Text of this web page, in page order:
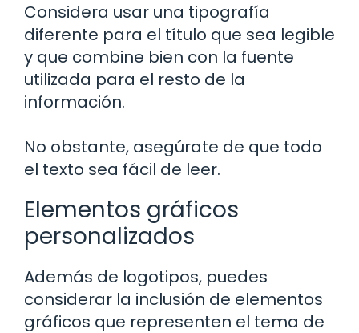
Considera usar una tipografía
diferente para el título que sea legible
y que combine bien con la fuente
utilizada para el resto de la
información.
No obstante, asegúrate de que todo
el texto sea fácil de leer.
Elementos gráficos
personalizados
Además de logotipos, puedes
considerar la inclusión de elementos
gráficos que representen el tema de